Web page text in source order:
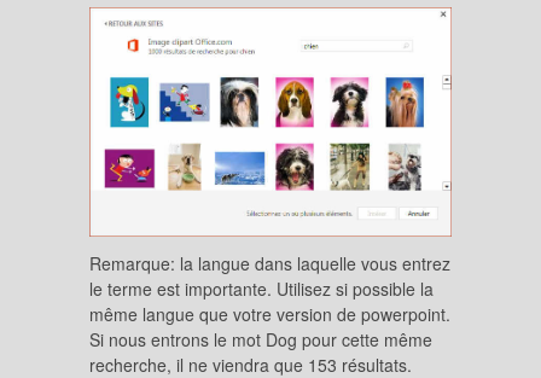
Remarque: la langue dans laquelle vous entrez
le terme est importante. Utilisez si possible la
même langue que votre version de powerpoint.
Si nous entrons le mot Dog pour cette même
recherche, il ne viendra que 153 résultats.